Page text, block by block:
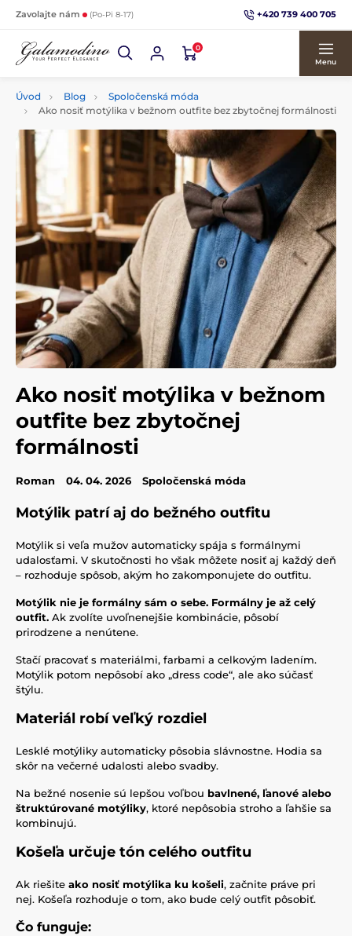
Zavolajte nám (Po-Pi 8-17) +420 739 400 705
0
Menu
Úvod Blog
Spoločenská móda
Ako nosiť motýlika v bežnom outfite bez zbytočnej formálnosti
Ako nosiť motýlika v bežnom
outfite bez zbytočnej
formálnosti
Roman 04. 04. 2026 Spoločenská móda
Motýlik patrí aj do bežného outfitu
Motýlik si veľa mužov automaticky spája s formálnymi
udalosťami. V skutočnosti ho však môžete nosiť aj každý deň
– rozhoduje spôsob, akým ho zakomponujete do outfitu.
Motýlik nie je formálny sám o sebe. Formálny je až celý
outfit. Ak zvolíte uvoľnenejšie kombinácie, pôsobí
prirodzene a nenútene.
Stačí pracovať s materiálmi, farbami a celkovým ladením.
Motýlik potom nepôsobí ako „dress code“, ale ako súčasť
štýlu.
Materiál robí veľký rozdiel
Lesklé motýliky automaticky pôsobia slávnostne. Hodia sa
skôr na večerné udalosti alebo svadby.
Na bežné nosenie sú lepšou voľbou bavlnené, ľanové alebo
štruktúrované motýliky, ktoré nepôsobia stroho a ľahšie sa
kombinujú.
Košeľa určuje tón celého outfitu
Ak riešite ako nosiť motýlika ku košeli, začnite práve pri
nej. Košeľa rozhoduje o tom, ako bude celý outfit pôsobiť.
Čo funguje: